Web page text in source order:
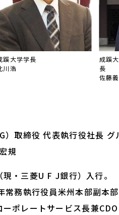
蹊大学学長
川浩
成蹊
長
佐藤
取締役 代表執行役社長 グ
規
・三菱U F J銀行）入行。
常務執行役員米州本部副本
ポレートサービス長兼